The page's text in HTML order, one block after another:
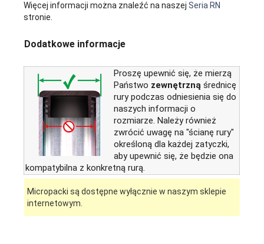
Więcej informacji można znaleźć na naszejSeria RN
stronie.
Dodatkowe informacje
Proszę upewnić się, że mierzą
Państwo zewnętrznąśrednicę
rury podczas odniesienia się do
naszych informacji o
rozmiarze. Należy również
zwrócić uwagę na "ścianę rury"
określoną dla każdej zatyczki,
aby upewnić się, że będzie ona
kompatybilna z konkretną rurą.
Micropacki są dostępne wyłącznie w naszym sklepie
internetowym.